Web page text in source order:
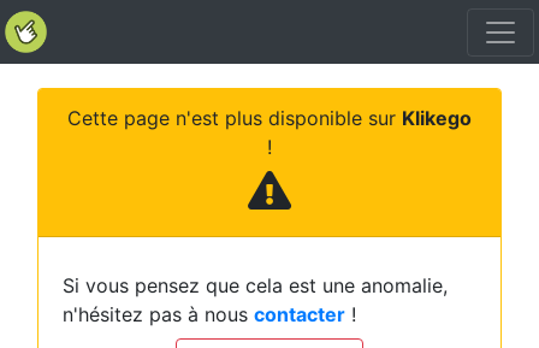
Cette page n'est plus disponible sur Klikego
!
Si vous pensez que cela est une anomalie,
n'hésitez pas à nous contacter !